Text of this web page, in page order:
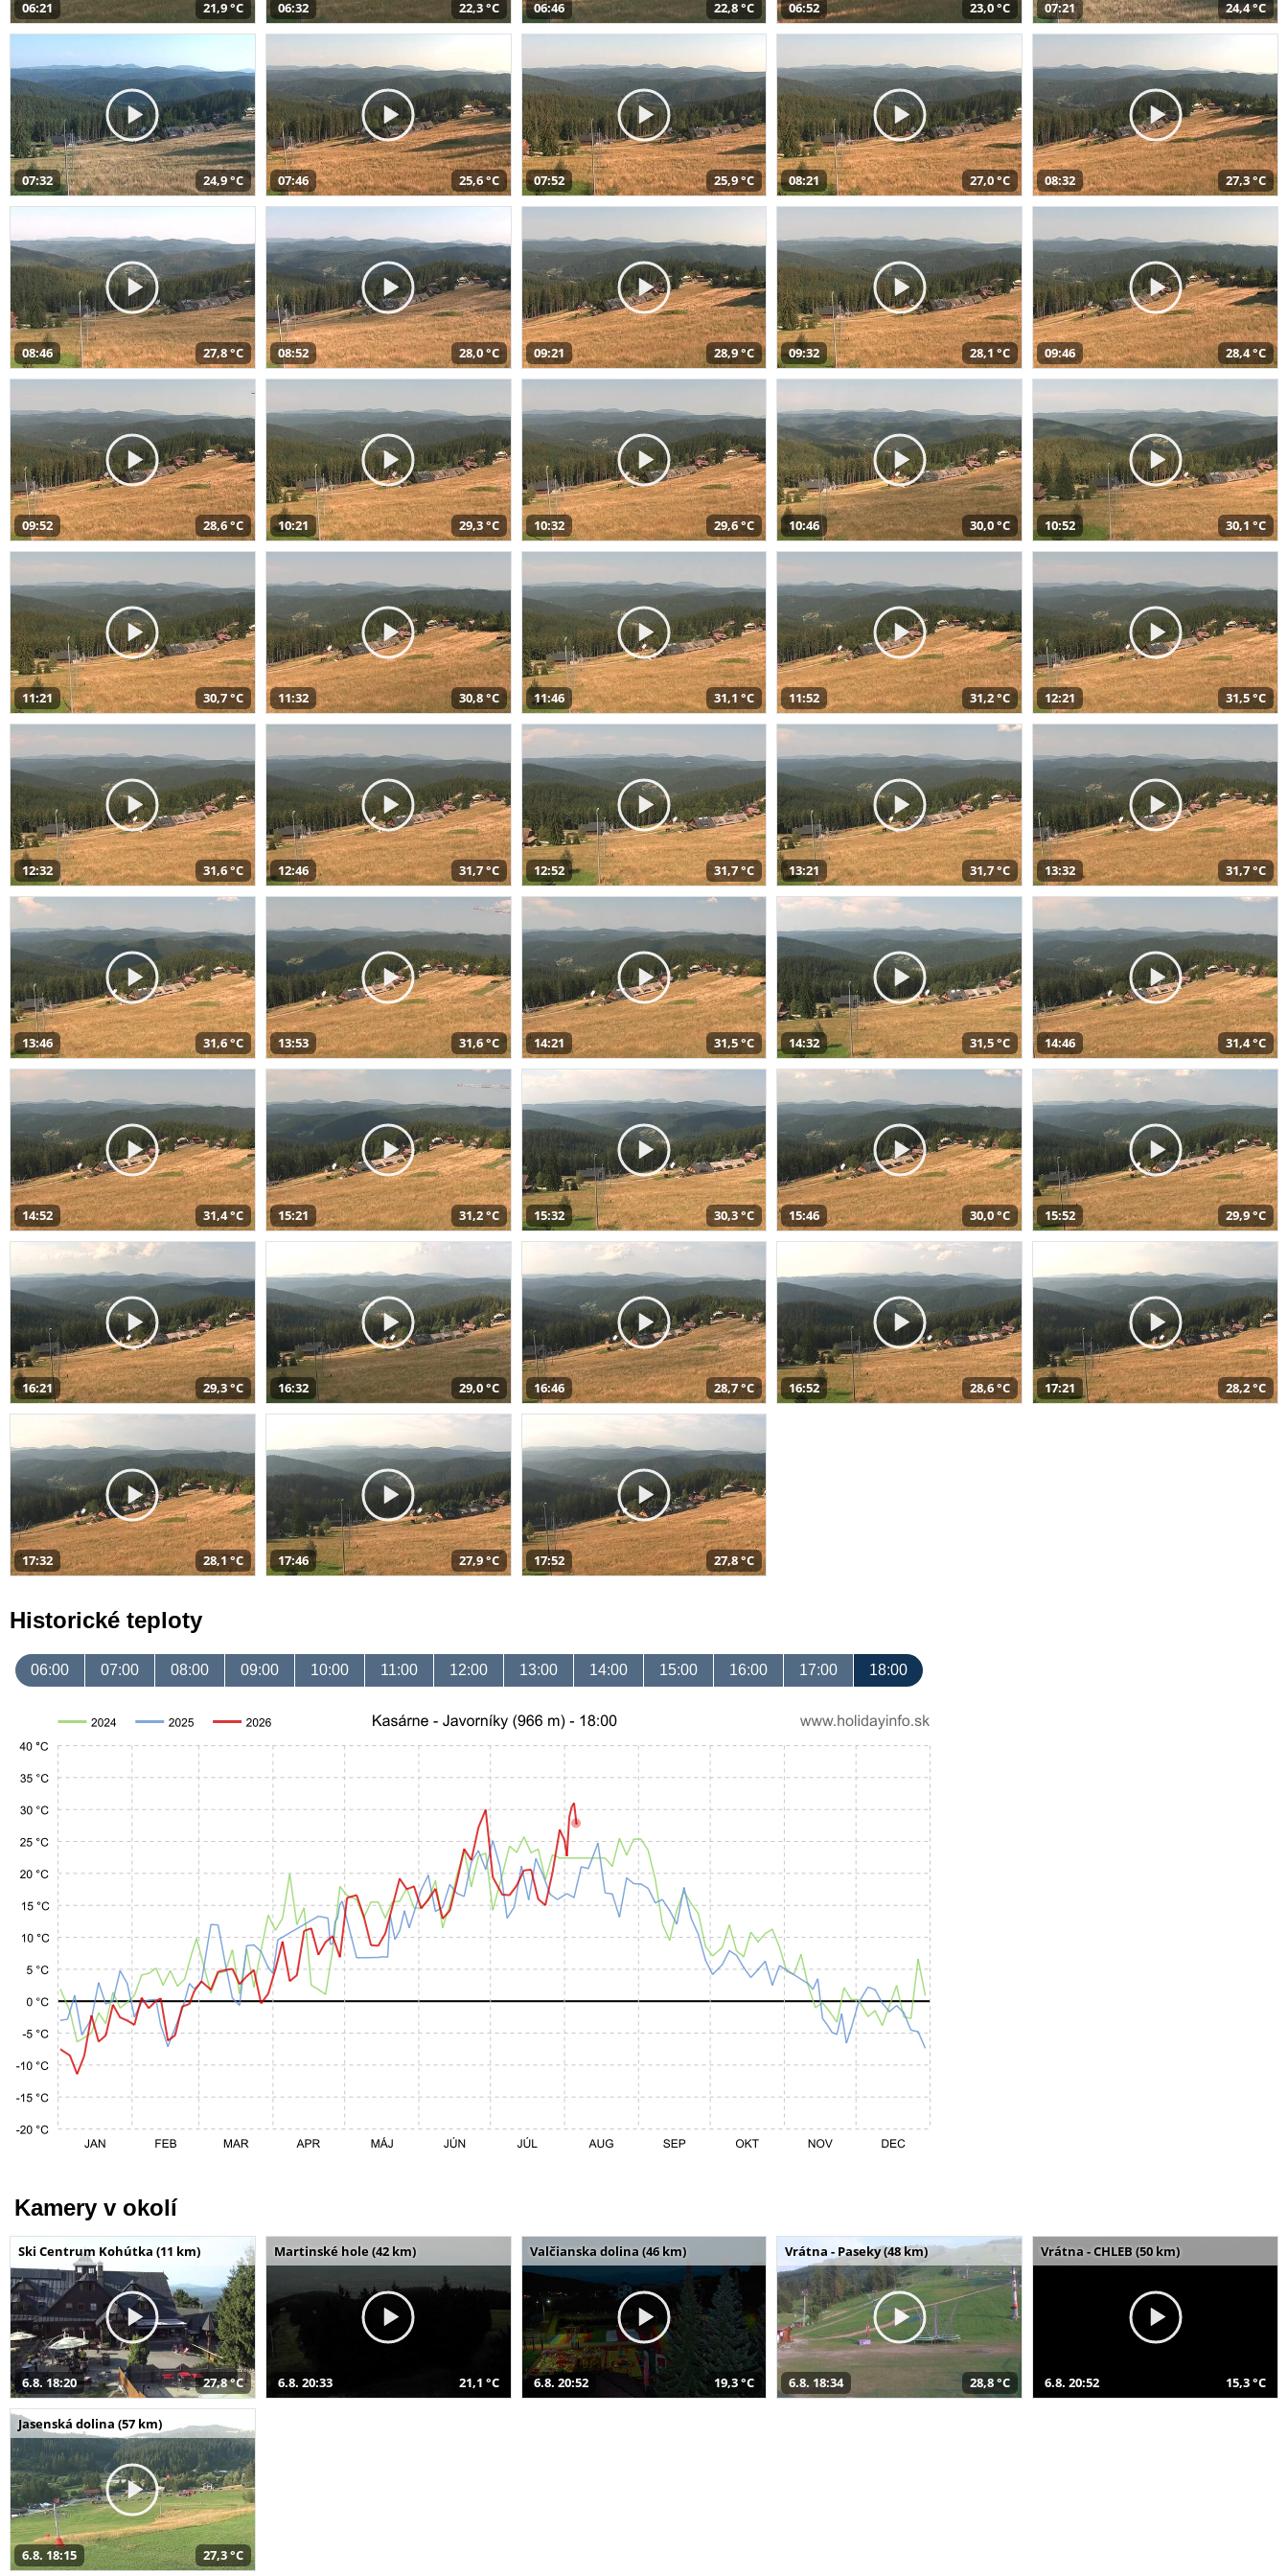
06:21 21,9 °C 06:32 22,3 °C 06:46 22,8 °C 06:52 23,0 °C 07:21 24,4 °C
07:32 24,9 °C 07:46 25,6 °C 07:52 25,9 °C 08:21 27,0 °C 08:32 27,3 °C
08:46 27,8 °C 08:52 28,0 °C 09:21 28,9 °C 09:32 28,1 °C 09:46 28,4 °C
09:52 28,6 °C 10:21 29,3 °C 10:32 29,6 °C 10:46 30,0 °C 10:52 30,1 °C
11:21 30,7 °C 11:32 30,8 °C 11:46 31,1 °C 11:52 31,2 °C 12:21 31,5 °C
12:32 31,6 °C 12:46 31,7 °C 12:52 31,7 °C 13:21 31,7 °C 13:32 31,7 °C
13:46 31,6 °C 13:53 31,6 °C 14:21 31,5 °C 14:32 31,5 °C 14:46 31,4 °C
14:52 31,4 °C 15:21 31,2 °C 15:32 30,3 °C 15:46 30,0 °C 15:52 29,9 °C
16:21 29,3 °C 16:32 29,0 °C 16:46 28,7 °C 16:52 28,6 °C 17:21 28,2 °C
17:32 28,1 °C 17:46 27,9 °C 17:52 27,8 °C
Historické teploty
06:00 07:00 08:00 09:00 10:00 11:00 12:00 13:00 14:00 15:00 16:00 17:00 18:00
Kamery v okolí
Ski Centrum Kohútka (11 km)
6.8. 18:20 27,8 °C
Martinské hole (42 km)
6.8. 20:33 21,1 °C
Valčianska dolina (46 km)
6.8. 20:52 19,3 °C
Vrátna - Paseky (48 km)
6.8. 18:34 28,8 °C
Vrátna - CHLEB (50 km)
6.8. 20:52 15,3 °C
Jasenská dolina (57 km)
6.8. 18:15 27,3 °C